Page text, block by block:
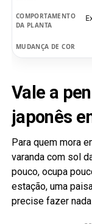
Vale a
japonês
Para quem mora
varanda com sol
pouco, ocupa
estação, uma
precise fazer